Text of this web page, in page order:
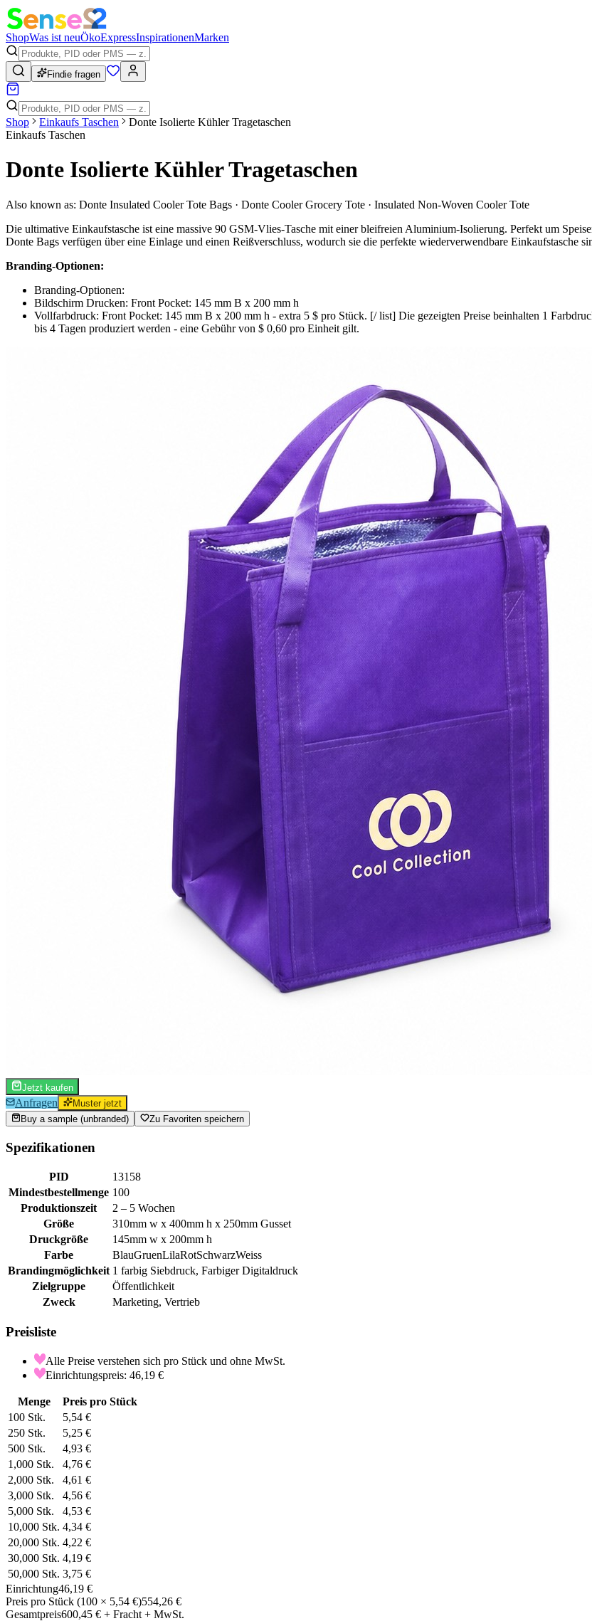
ShopWas ist neuÖkoExpressInspirationenMarken
Findie fragen
Shop Einkaufs Taschen
Donte Isolierte Kühler Tragetaschen
Einkaufs Taschen
Donte Isolierte Kühler Tragetaschen
Also known as: Donte Insulated Cooler Tote Bags · Donte Cooler Grocery Tote · Insulated Non-Woven Cooler Tote
Die ultimative Einkaufstasche ist eine massive 90 GSM-Vlies-Tasche mit einer bleifreien Aluminium-Isolierung. Perfekt um
Donte Bags verfügen über eine Einlage und einen Reißverschluss, wodurch sie die perfekte wiederverwendbare Einkaufstasche
Branding-Optionen:
Branding-Optionen:
Bildschirm Drucken: Front Pocket: 145 mm B x 200 mm h
Vollfarbdruck: Front Pocket: 145 mm B x 200 mm h - extra 5 $ pro Stück. [/ list] Die gezeigten Preise beinhalten 1
bis 4 Tagen produziert werden - eine Gebühr von $ 0,60 pro Einheit gilt.
Jetzt kaufen
Anfragen
Muster jetzt
Buy a sample (unbranded)
Zu Favoriten speichern
Spezifikationen
PID
13158
Mindestbestellmenge 100
Produktionszeit
2 – 5 Wochen
Größe
310mm w x 400mm h x 250mm Gusset
Druckgröße
145mm w x 200mm h
Farbe
BlauGruenLilaRotSchwarzWeiss
Brandingmöglichkeit 1 farbig Siebdruck, Farbiger Digitaldruck
Zielgruppe
Öffentlichkeit
Zweck
Marketing, Vertrieb
Preisliste
Alle Preise verstehen sich pro Stück und ohne MwSt.
Einrichtungspreis: 46,19 €
Menge
Preis pro Stück
100 Stk.
5,54 €
250 Stk.
5,25 €
500 Stk.
4,93 €
1,000 Stk.
4,76 €
2,000 Stk.
4,61 €
3,000 Stk.
4,56 €
5,000 Stk.
4,53 €
10,000 Stk. 4,34 €
20,000 Stk. 4,22 €
30,000 Stk. 4,19 €
50,000 Stk. 3,75 €
Einrichtung46,19 €
Preis pro Stück (100 × 5,54 €)554,26 €
Gesamtpreis600,45 € + Fracht + MwSt.